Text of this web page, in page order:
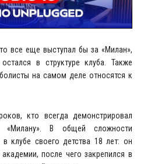
все еще выступал бы за «Милан»,
остался в структуре клуба. Также
на самом деле относятся к
кто всегда демонстрировал
«Милану». В общей сложности
клубе своего детства 18 лет: он
после чего закрепился в